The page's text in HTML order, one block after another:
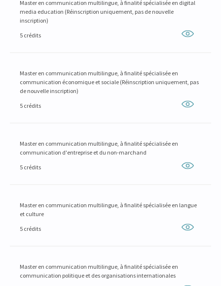
Master en communication multilingue, à finalité spécialisée en digital
media education (Réinscription uniquement, pas de nouvelle
inscription)
5 crédits
Master en communication multilingue, à finalité spécialisée en
communication économique et sociale (Réinscription uniquement, pas
de nouvelle inscription)
5 crédits
Master en communication multilingue, à finalité spécialisée en
communication d'entreprise et du non-marchand
5 crédits
Master en communication multilingue, à finalité spécialisée en langue
et culture
5 crédits
Master en communication multilingue, à finalité spécialisée en
communication politique et des organisations internationales